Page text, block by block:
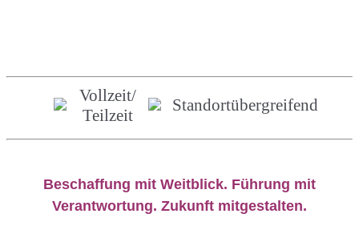
Vollzeit/
Teilzeit
Standortübergreifend
Beschaffung mit Weitblick. Führung mit
Verantwortung. Zukunft mitgestalten.